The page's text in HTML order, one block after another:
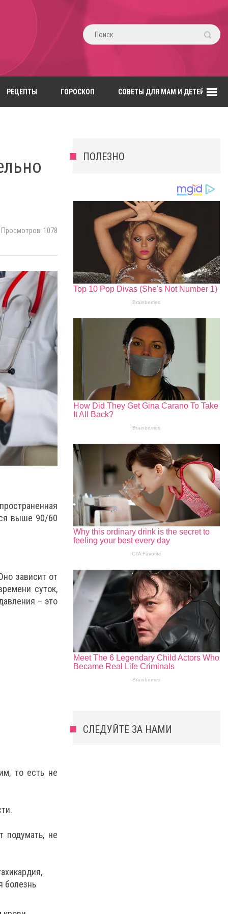
РЕЦЕПТЫ ГОРОСКОП СОВЕТЫ ДЛЯ МАМ И ДЕТЕЙ
Просмотров: 1078
выше 90/60
зависит от
суток,
– это
то есть не
подумать, не
болезнь
ПОЛЕЗНО
СЛЕДУЙТЕ ЗА НАМИ